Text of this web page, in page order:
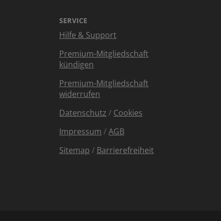
SERVICE
Hilfe & Support
Premium-Mitgliedschaft
kündigen
Premium-Mitgliedschaft
widerrufen
Datenschutz / Cookies
Impressum /AGB
Sitemap / Barrierefreiheit